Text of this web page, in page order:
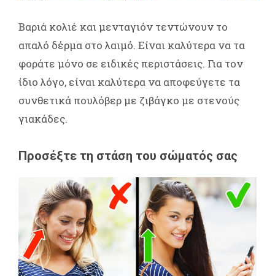
Βαριά κολιέ και μενταγιόν τεντώνουν το
απαλό δέρμα στο λαιμό. Είναι καλύτερα να τα
φοράτε μόνο σε ειδικές περιστάσεις. Για τον
ίδιο λόγο, είναι καλύτερα να αποφεύγετε τα
συνθετικά πουλόβερ με ζιβάγκο με στενούς
γιακάδες.
Προσέξτε τη στάση του σώματός σας